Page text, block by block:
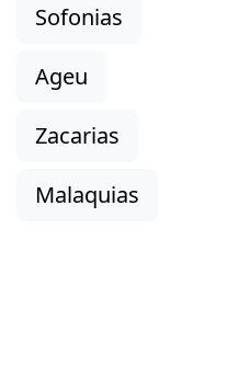
Sofonias
Ageu
Zacarias
Malaquias